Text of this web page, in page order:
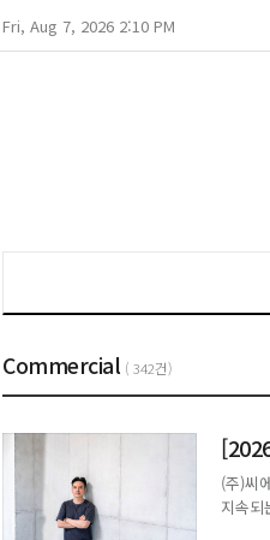
Fri, Aug 7, 2026 2:10 PM
Commercial ( 342건)
(주)씨
지속